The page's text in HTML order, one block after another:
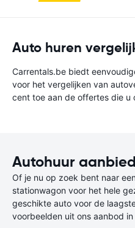
Auto huren
Carrentals.be biedt
voor het vergelijken van
cent toe aan de offertes die u
Autohuur
Of je nu op zoek bent naar
stationwagon voor het hele
geschikte auto voor de
voorbeelden uit ons aanbod in